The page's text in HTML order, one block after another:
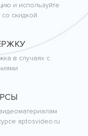
и используйте
скидкой
в случаях с
aptosvideo.ru